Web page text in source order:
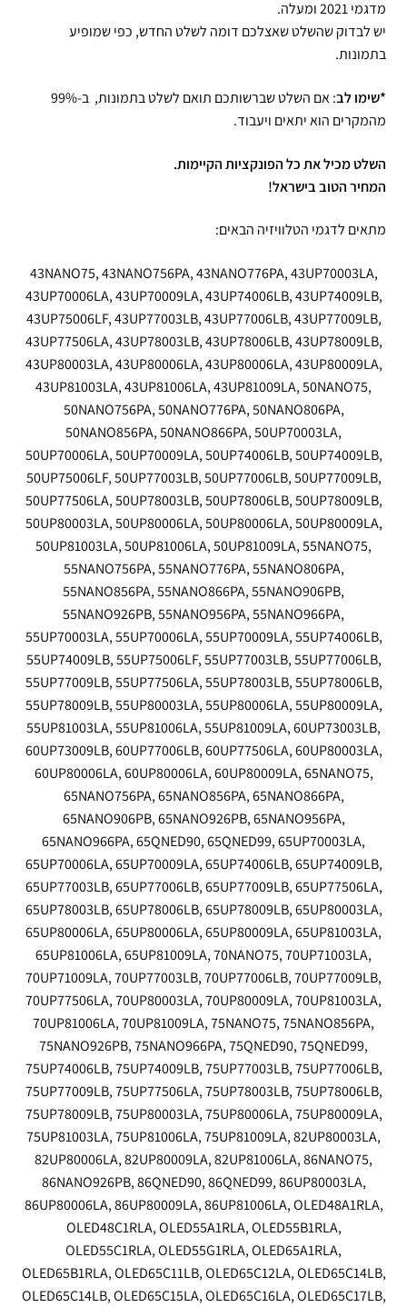
מדגמי 2021 ומעלה.
יש לבדוק שהשלט שאצלכם דומה לשלט החדש, כפי שמופיע
בתמונות.
*שימו לב
: אם השלט שברשותכם תואם לשלט בתמונות, ב-99%
מהמקרים הוא יתאים ויעבוד.
השלט מכיל את כל הפונקציות הקיימות.
המחיר הטוב בישראל!
מתאים לדגמי הטלוויזיה הבאים:
43NANO75, 43NANO756PA, 43NANO776PA, 43UP70003LA,
43UP70006LA, 43UP70009LA, 43UP74006LB, 43UP74009LB,
43UP75006LF, 43UP77003LB, 43UP77006LB, 43UP77009LB,
43UP77506LA, 43UP78003LB, 43UP78006LB, 43UP78009LB,
43UP80003LA, 43UP80006LA, 43UP80006LA, 43UP80009LA,
43UP81003LA, 43UP81006LA, 43UP81009LA, 50NANO75,
50NANO756PA, 50NANO776PA, 50NANO806PA,
50NANO856PA, 50NANO866PA, 50UP70003LA,
50UP70006LA, 50UP70009LA, 50UP74006LB, 50UP74009LB,
50UP75006LF, 50UP77003LB, 50UP77006LB, 50UP77009LB,
50UP77506LA, 50UP78003LB, 50UP78006LB, 50UP78009LB,
50UP80003LA, 50UP80006LA, 50UP80006LA, 50UP80009LA,
50UP81003LA, 50UP81006LA, 50UP81009LA, 55NANO75,
55NANO756PA, 55NANO776PA, 55NANO806PA,
55NANO856PA, 55NANO866PA, 55NANO906PB,
55NANO926PB, 55NANO956PA, 55NANO966PA,
55UP70003LA, 55UP70006LA, 55UP70009LA, 55UP74006LB,
55UP74009LB, 55UP75006LF, 55UP77003LB, 55UP77006LB,
55UP77009LB, 55UP77506LA, 55UP78003LB, 55UP78006LB,
55UP78009LB, 55UP80003LA, 55UP80006LA, 55UP80009LA,
55UP81003LA, 55UP81006LA, 55UP81009LA, 60UP73003LB,
60UP73009LB, 60UP77006LB, 60UP77506LA, 60UP80003LA,
60UP80006LA, 60UP80006LA, 60UP80009LA, 65NANO75,
65NANO756PA, 65NANO856PA, 65NANO866PA,
65NANO906PB, 65NANO926PB, 65NANO956PA,
65NANO966PA, 65QNED90, 65QNED99, 65UP70003LA,
65UP70006LA, 65UP70009LA, 65UP74006LB, 65UP74009LB,
65UP77003LB, 65UP77006LB, 65UP77009LB, 65UP77506LA,
65UP78003LB, 65UP78006LB, 65UP78009LB, 65UP80003LA,
65UP80006LA, 65UP80006LA, 65UP80009LA, 65UP81003LA,
65UP81006LA, 65UP81009LA, 70NANO75, 70UP71003LA,
70UP71009LA, 70UP77003LB, 70UP77006LB, 70UP77009LB,
70UP77506LA, 70UP80003LA, 70UP80009LA, 70UP81003LA,
70UP81006LA, 70UP81009LA, 75NANO75, 75NANO856PA,
75NANO926PB, 75NANO966PA, 75QNED90, 75QNED99,
75UP74006LB, 75UP74009LB, 75UP77003LB, 75UP77006LB,
75UP77009LB, 75UP77506LA, 75UP78003LB, 75UP78006LB,
75UP78009LB, 75UP80003LA, 75UP80006LA, 75UP80009LA,
75UP81003LA, 75UP81006LA, 75UP81009LA, 82UP80003LA,
82UP80006LA, 82UP80009LA, 82UP81006LA, 86NANO75,
86NANO926PB, 86QNED90, 86QNED99, 86UP80003LA,
86UP80006LA, 86UP80009LA, 86UP81006LA, OLED48A1RLA,
OLED48C1RLA, OLED55A1RLA, OLED55B1RLA,
OLED55C1RLA, OLED55G1RLA, OLED65A1RLA,
OLED65B1RLA, OLED65C11LB, OLED65C12LA, OLED65C14LB,
OLED65C14LB, OLED65C15LA, OLED65C16LA, OLED65C17LB,